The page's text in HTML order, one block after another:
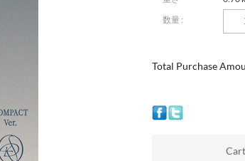
数量 :
Total Purchase
Cart